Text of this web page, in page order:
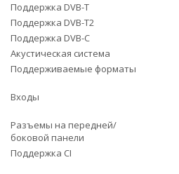
Поддержка DVB-T
Поддержка DVB-T2
Поддержка DVB-C
Акустическая система
Поддерживаемые форматы
Входы
Разъемы на передней/
боковой панели
Поддержка CI